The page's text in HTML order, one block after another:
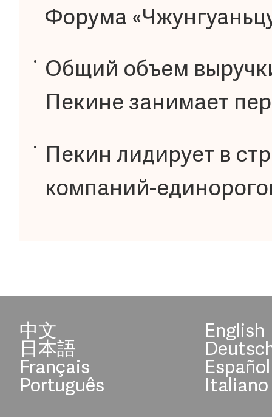
Форума
Общий объем
Пекине занимает
Пекин лидирует в
компаний-
中文 English
日本語
Français Español
Português Italiano